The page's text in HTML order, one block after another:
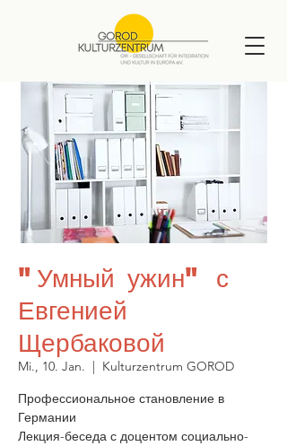
"Умный ужин" с
Евгенией
Щербаковой
Mi., 10. Jan.
  |
Kulturzentrum GOROD
Профессиональное становление в
Германии
Лекция-беседа с доцентом социально-